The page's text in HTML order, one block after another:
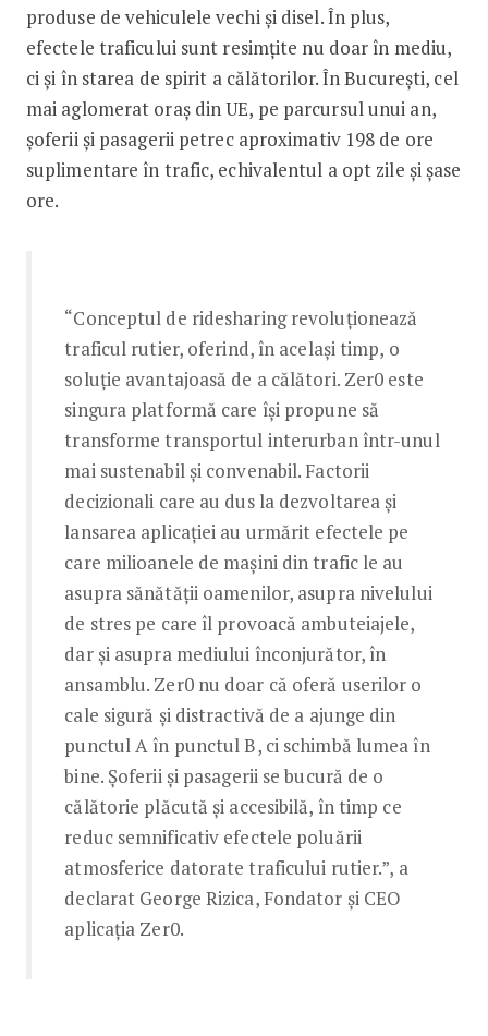
produse de vehiculele vechi și disel. În plus,
efectele traficului sunt resimțite nu doar în mediu,
ci și în starea de spirit a călătorilor. În București, cel
mai aglomerat oraș din UE, pe parcursul unui an,
șoferii și pasagerii petrec aproximativ 198 de ore
suplimentare în trafic, echivalentul a opt zile și șase
ore.
“Conceptul de ridesharing revoluționează
traficul rutier, oferind, în același timp, o
soluție avantajoasă de a călători. Zer0 este
singura platformă care își propune să
transforme transportul interurban într-unul
mai sustenabil și convenabil. Factorii
decizionali care au dus la dezvoltarea și
lansarea aplicației au urmărit efectele pe
care milioanele de mașini din trafic le au
asupra sănătății oamenilor, asupra nivelului
de stres pe care îl provoacă ambuteiajele,
dar și asupra mediului înconjurător, în
ansamblu. Zer0 nu doar că oferă userilor o
cale sigură și distractivă de a ajunge din
punctul A în punctul B, ci schimbă lumea în
bine. Șoferii și pasagerii se bucură de o
călătorie plăcută și accesibilă, în timp ce
reduc semnificativ efectele poluării
atmosferice datorate traficului rutier.”, a
declarat George Rizica, Fondator și CEO
aplicația Zer0.